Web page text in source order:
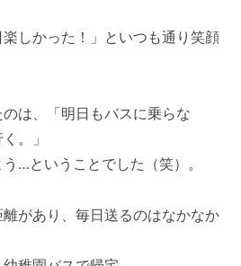
しかった！」といつも通り笑顔
は、「明日もバスに乗らな
。」
…ということでした（笑）。
があり、毎日送るのはなかなか